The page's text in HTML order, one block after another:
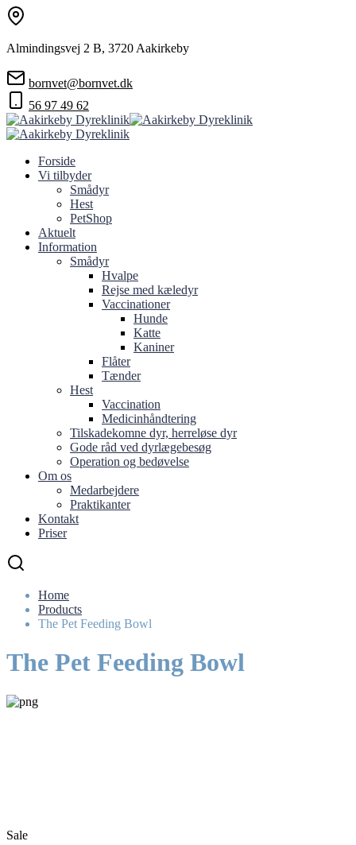
Almindingsvej 2 B, 3720 Aakirkeby
bornvet@bornvet.dk
56 97 49 62
Forside
Vi tilbyder
Smådyr
Hest
PetShop
Aktuelt
Information
Smådyr
Hvalpe
Rejse med kæledyr
Vaccinationer
Hunde
Katte
Kaniner
Flåter
Tænder
Hest
Vaccination
Medicinhåndtering
Tilskadekomne dyr, herreløse dyr
Gode råd ved dyrlægebesøg
Operation og bedøvelse
Om os
Medarbejdere
Praktikanter
Kontakt
Priser
Home
Products
The Pet Feeding Bowl
The Pet Feeding Bowl
Sale